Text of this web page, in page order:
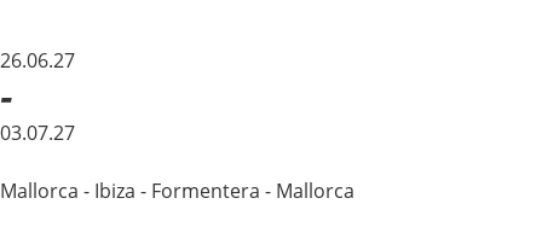
26.06.27
-
03.07.27
Mallorca - Ibiza - Formentera - Mallorca